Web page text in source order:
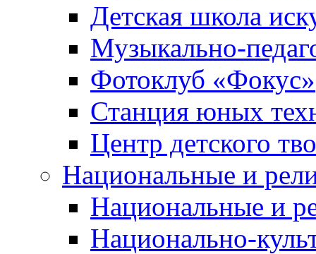
Детская школа
Музыкально-
Фотоклуб «Фокус»
Станция юных
Центр детского
Национальные и
Национальные и
Национально-